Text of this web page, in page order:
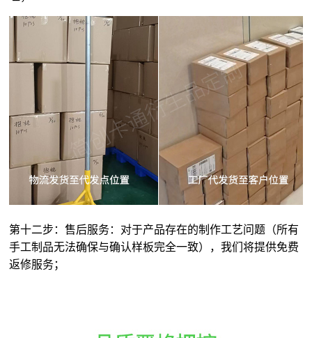
第十二步：售后服务：对于产品存在的制作工艺问题（所有
手工制品无法确保与确认样板完全一致），我们将提供免费
返修服务；